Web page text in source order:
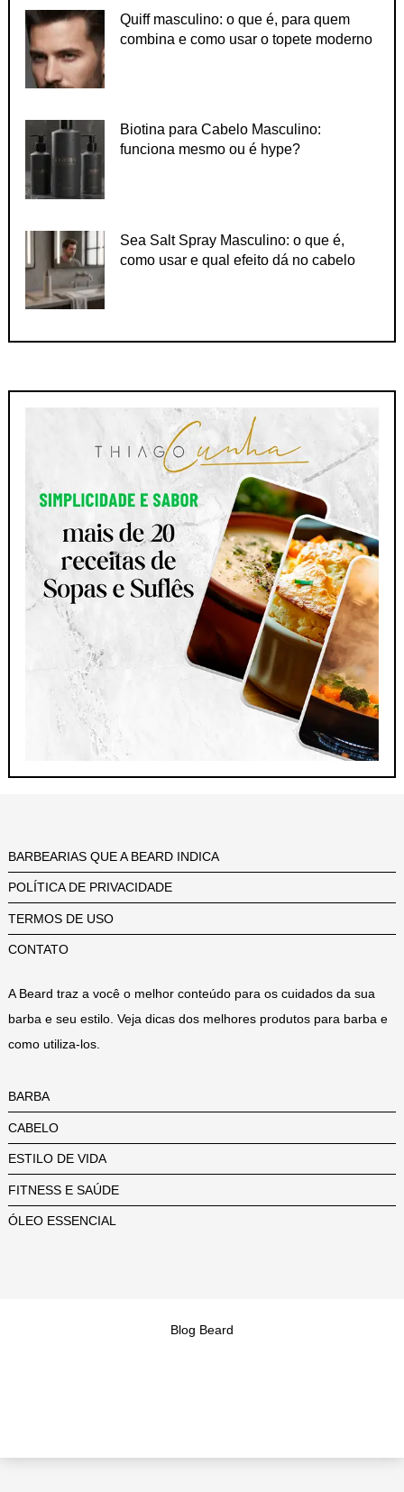
Quiff masculino: o que é, para quem
combina e como usar o topete moderno
Biotina para Cabelo Masculino:
funciona mesmo ou é hype?
Sea Salt Spray Masculino: o que é,
como usar e qual efeito dá no cabelo
BARBEARIAS QUE A BEARD INDICA
POLÍTICA DE PRIVACIDADE
TERMOS DE USO
CONTATO
A Beard traz a você o melhor conteúdo para os cuidados da sua
barba e seu estilo. Veja dicas dos melhores produtos para barba e
como utiliza-los.
BARBA
CABELO
ESTILO DE VIDA
FITNESS E SAÚDE
ÓLEO ESSENCIAL
Blog Beard